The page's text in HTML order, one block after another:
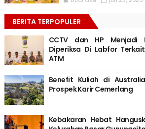
BERITA TERPOPULER
CCTV dan HP Menjadi
Diperiksa Di Labfor
ATM
Benefit Kuliah di
Prospek Karir Cemerlang
Kebakaran Hebat